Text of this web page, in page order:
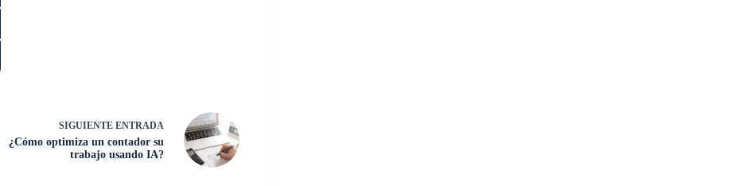
SIGUIENTE ENTRADA
¿Cómo optimiza un contador su
trabajo usando IA?